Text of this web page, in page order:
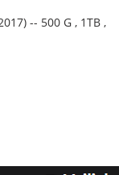
-- 500 G , 1TB ,